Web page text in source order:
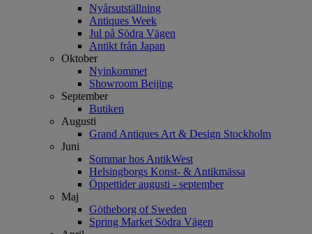
Nyårsutställning
Antiques Week
Jul på Södra Vägen
Antikt från Japan
Oktober
Nyinkommet
Showroom Beijing
September
Butiken
Augusti
Grand Antiques Art & Design Stockholm
Juni
Sommar hos AntikWest
Helsingborgs Konst- & Antikmässa
Öppettider augusti - september
Maj
Götheborg of Sweden
Spring Market Södra Vägen